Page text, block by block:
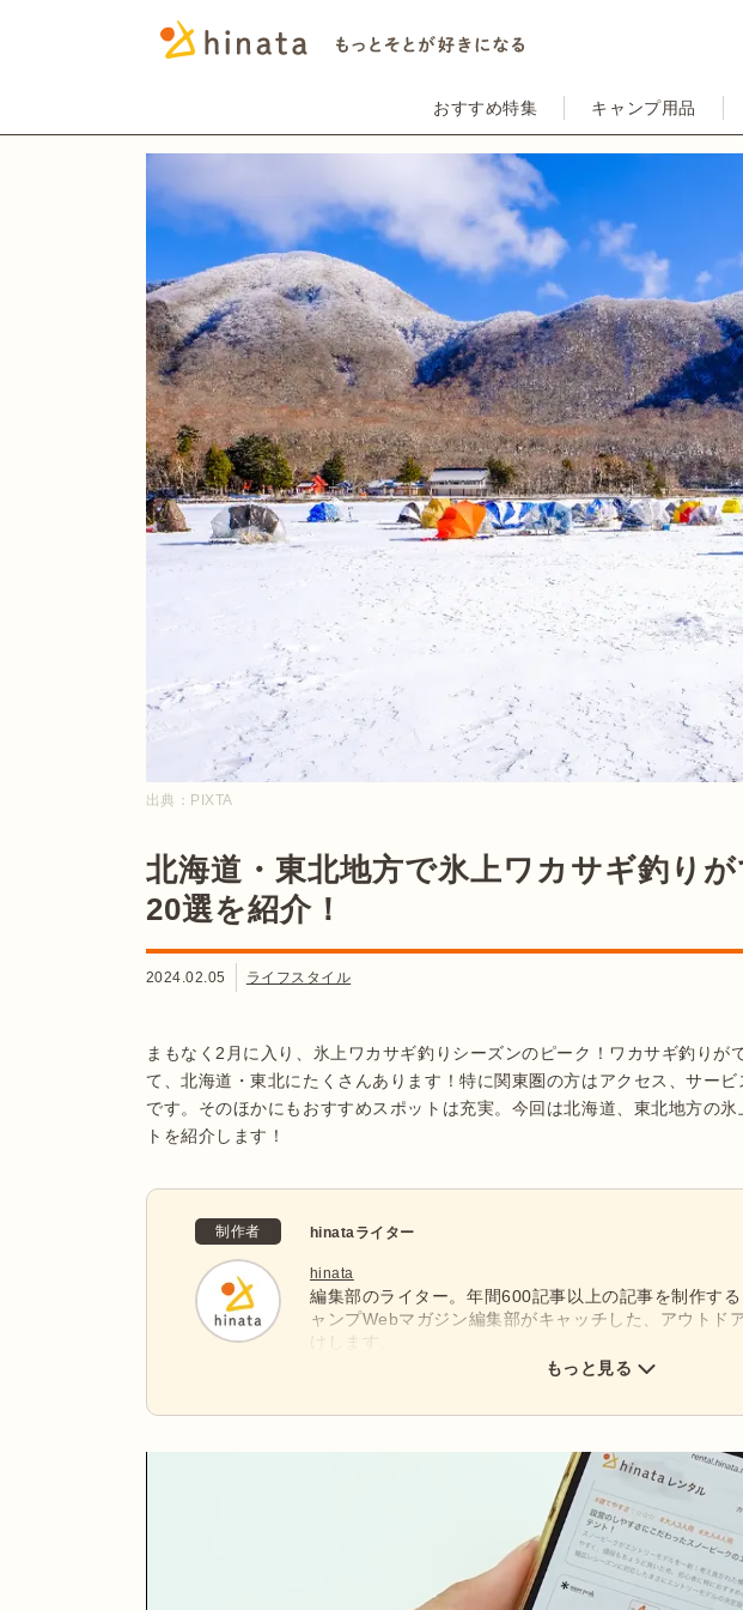
おすすめ特集 キャンプ用品
出典： PIXTA
北海道・東北地方で氷上ワカサギ釣り
20選を紹介！
2024.02.05 ライフスタイル
まもなく2月に入り、氷上ワカサギ釣りシーズンのピーク！ワカサギ釣りが
て、北海道・東北にたくさんあります！特に関東圏の方はアクセス、サー
です。そのほかにもおすすめスポットは充実。今回は北海道、東北地方の
トを紹介します！
制作者 hinataライター
hinata
編集部のライター。年間600記事以上の記事を制作す
ャンプWebマガジン編集部がキャッチした、アウトド
けします。
もっと見る